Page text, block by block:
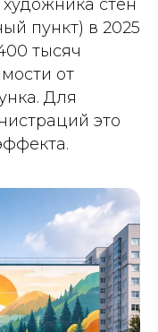
стен
пункт) в 2025
тысяч
от
Для
это